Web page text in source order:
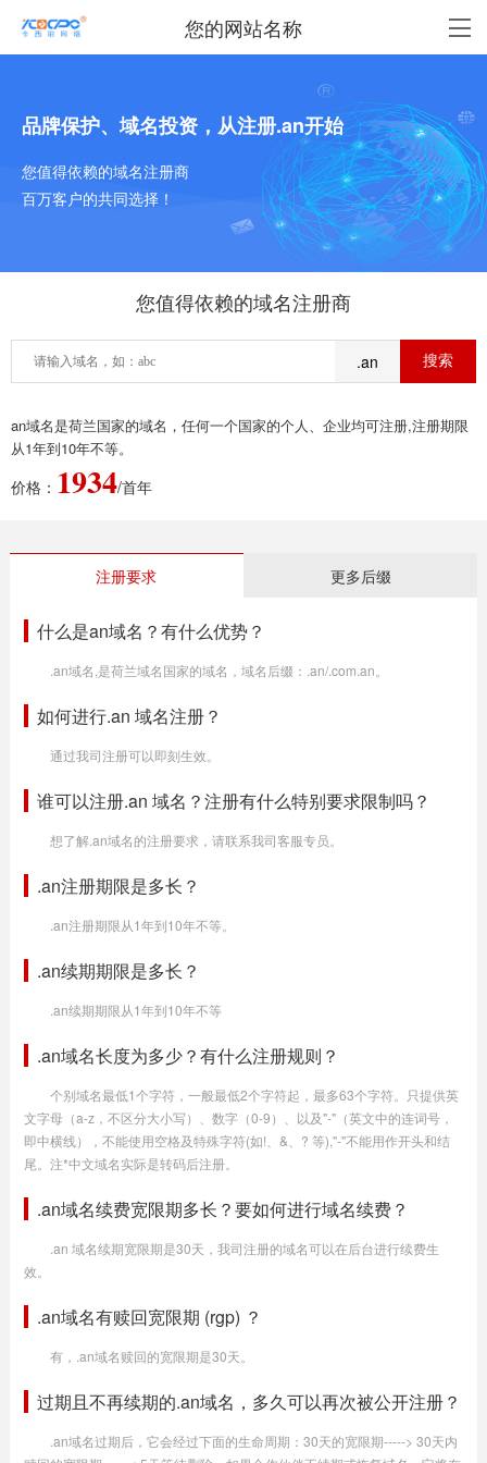
您的网站名称
品牌保护、域名投资，从注册.an开始
您值得依赖的域名注册商
百万客户的共同选择！
您值得依赖的域名注册商
.an
an域名是荷兰国家的域名，任何一个国家的个人、企业均可注册,注册期限
从1年到10年不等。
价格： 1934/首年
注册要求 更多后缀
什么是an域名？有什么优势？
.an域名,是荷兰域名国家的域名，域名后缀：.an/.com.an。
如何进行.an 域名注册？
通过我司注册可以即刻生效。
谁可以注册.an 域名？注册有什么特别要求限制吗？
想了解.an域名的注册要求，请联系我司客服专员。
.an注册期限是多长？
.an注册期限从1年到10年不等。
.an续期期限是多长？
.an续期期限从1年到10年不等
.an域名长度为多少？有什么注册规则？
个别域名最低1个字符，一般最低2个字符起，最多63个字符。只提供英
文字母（a-z，不区分大小写）、数字（0-9）、以及"-"（英文中的连词号，
即中横线），不能使用空格及特殊字符(如!、&、? 等),"-"不能用作开头和结
尾。注*中文域名实际是转码后注册。
.an域名续费宽限期多长？要如何进行域名续费？
.an 域名续期宽限期是30天，我司注册的域名可以在后台进行续费生
效。
.an域名有赎回宽限期 (rgp) ？
有，.an域名赎回的宽限期是30天。
过期且不再续期的.an域名，多久可以再次被公开注册？
.an域名过期后，它会经过下面的生命周期：30天的宽限期-----> 30天内